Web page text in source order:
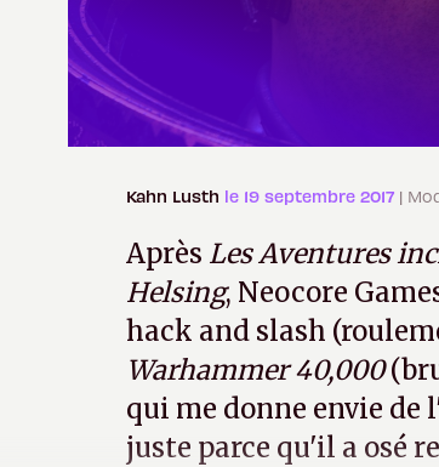
Kahn Lusth le 19 septembre 2017 |
Après Les Aventures
Helsing, Neocore
hack and slash
Warhammer 40,000
qui me donne envie
juste parce qu'il a osé